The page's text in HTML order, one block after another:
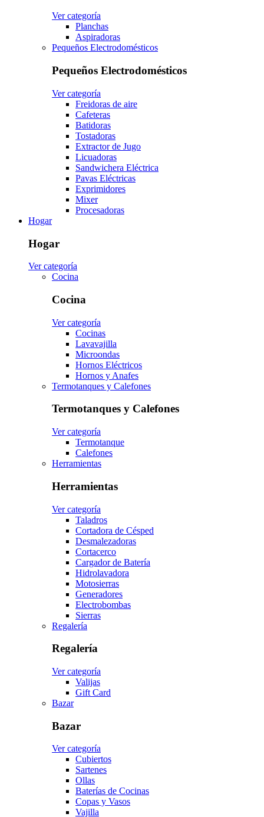
Ver categoría
Planchas
Aspiradoras
Pequeños Electrodomésticos
Pequeños Electrodomésticos
Ver categoría
Freidoras de aire
Cafeteras
Batidoras
Tostadoras
Extractor de Jugo
Licuadoras
Sandwichera Eléctrica
Pavas Eléctricas
Exprimidores
Mixer
Procesadoras
Hogar
Hogar
Ver categoría
Cocina
Cocina
Ver categoría
Cocinas
Lavavajilla
Microondas
Hornos Eléctricos
Hornos y Anafes
Termotanques y Calefones
Termotanques y Calefones
Ver categoría
Termotanque
Calefones
Herramientas
Herramientas
Ver categoría
Taladros
Cortadora de Césped
Desmalezadoras
Cortacerco
Cargador de Batería
Hidrolavadora
Motosierras
Generadores
Electrobombas
Sierras
Regalería
Regalería
Ver categoría
Valijas
Gift Card
Bazar
Bazar
Ver categoría
Cubiertos
Sartenes
Ollas
Baterías de Cocinas
Copas y Vasos
Vajilla